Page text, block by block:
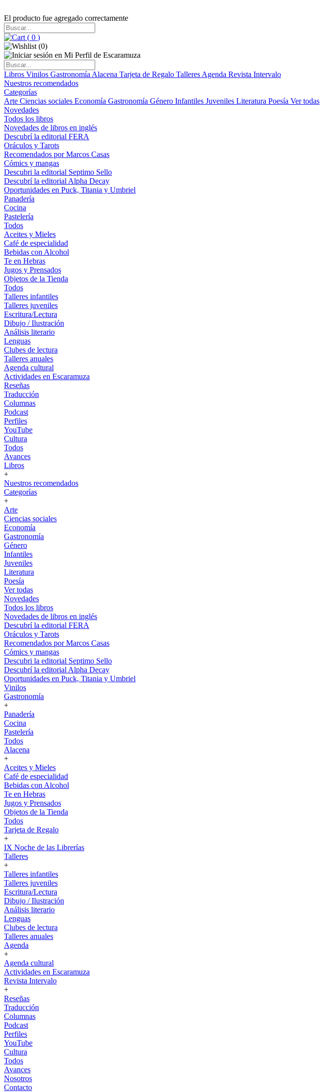
El producto fue agregado correctamente
( 0 )
(0)
Libros Vinilos Gastronomía Alacena Tarjeta de Regalo Talleres Agenda Revista Intervalo
Nuestros recomendados
Categorías
Arte Ciencias sociales Economía Gastronomía Género Infantiles Juveniles Literatura Poesía Ver todas
Novedades
Todos los libros
Novedades de libros en inglés
Descubrí la editorial FERA
Oráculos y Tarots
Recomendados por Marcos Casas
Cómics y mangas
Descubri la editorial Septimo Sello
Descubrí la editorial Alpha Decay
Oportunidades en Puck, Titania y Umbriel
Panadería
Cocina
Pastelería
Todos
Aceites y Mieles
Café de especialidad
Bebidas con Alcohol
Te en Hebras
Jugos y Prensados
Objetos de la Tienda
Todos
Talleres infantiles
Talleres juveniles
Escritura/Lectura
Dibujo / Ilustración
Análisis literario
Lenguas
Clubes de lectura
Talleres anuales
Agenda cultural
Actividades en Escaramuza
Reseñas
Traducción
Columnas
Podcast
Perfiles
YouTube
Cultura
Todos
Avances
Libros
+
Nuestros recomendados
Categorías
+
Arte
Ciencias sociales
Economía
Gastronomía
Género
Infantiles
Juveniles
Literatura
Poesía
Ver todas
Novedades
Todos los libros
Novedades de libros en inglés
Descubrí la editorial FERA
Oráculos y Tarots
Recomendados por Marcos Casas
Cómics y mangas
Descubri la editorial Septimo Sello
Descubrí la editorial Alpha Decay
Oportunidades en Puck, Titania y Umbriel
Vinilos
Gastronomía
+
Panadería
Cocina
Pastelería
Todos
Alacena
+
Aceites y Mieles
Café de especialidad
Bebidas con Alcohol
Te en Hebras
Jugos y Prensados
Objetos de la Tienda
Todos
Tarjeta de Regalo
+
IX Noche de las Librerías
Talleres
+
Talleres infantiles
Talleres juveniles
Escritura/Lectura
Dibujo / Ilustración
Análisis literario
Lenguas
Clubes de lectura
Talleres anuales
Agenda
+
Agenda cultural
Actividades en Escaramuza
Revista Intervalo
+
Reseñas
Traducción
Columnas
Podcast
Perfiles
YouTube
Cultura
Todos
Avances
Nosotros
Contacto